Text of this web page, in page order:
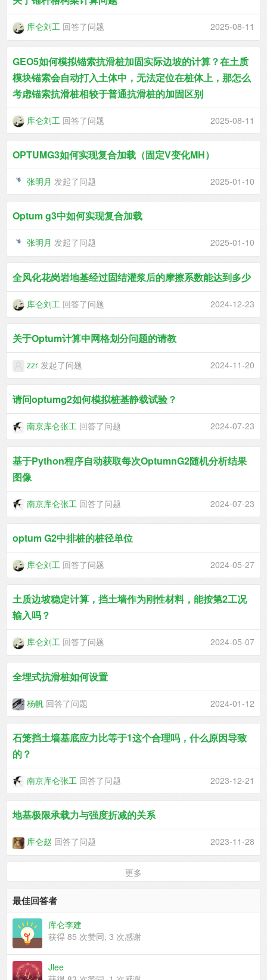
库仑刘工 回答了问题 2025-08-11
GEO5如何模拟锚索抗滑桩加固实际边坡的计算？在土质
模块锚索会自动打入土体中，无法定位在桩体上，那怎么
考虑锚索抗滑桩相较于普通抗滑桩的加固区别
库仑刘工 回答了问题 2025-08-11
OPTUMG3如何实现复合加载（固定V变化MH）
张明月 发起了问题 2025-01-10
Optum g3中如何实现复合加载
张明月 发起了问题 2025-01-10
全风化花岗岩地基经过固结灌浆后的摩擦系数能达到多少
库仑刘工 回答了问题 2024-12-23
关于Optum计算中网格划分问题的请教
zzr 发起了问题 2024-11-20
请问optumg2如何模拟桩基静载试验？
南京库仑张工 回答了问题 2024-07-23
基于Python程序自动获取每次OptumnG2随机分析结果
图像
南京库仑张工 回答了问题 2024-07-23
optum G2中排桩的桩径单位
库仑刘工 回答了问题 2024-05-27
土质边坡稳定计算，挡土墙作为刚性材料，能按第2工况
输入吗？
库仑刘工 回答了问题 2024-05-07
全埋式抗滑桩如何设置
杨帆 回答了问题 2024-01-12
石笼挡土墙基底应力比等于1这个合理吗，什么原因导致
的？
南京库仑张工 回答了问题 2023-12-21
地基极限承载力与强度折减的关系
库仑赵 回答了问题 2023-11-28
更多
最佳回答者
库仑李建
获得 85 次赞同, 3 次感谢
Jlee